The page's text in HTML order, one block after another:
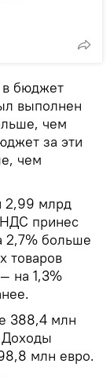
в бюджет
выполнен
чем
за эти
чем
2,99 млрд
принес
2,7% больше
товаров
на 1,3%
388,4 млн
млн евро.